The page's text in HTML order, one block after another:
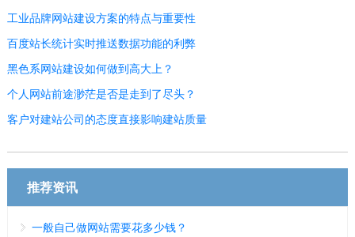
工业品牌网站建设方案的特点与重要性
百度站长统计实时推送数据功能的利弊
黑色系网站建设如何做到高大上？
个人网站前途渺茫是否是走到了尽头？
客户对建站公司的态度直接影响建站质量
推荐资讯
一般自己做网站需要花多少钱？